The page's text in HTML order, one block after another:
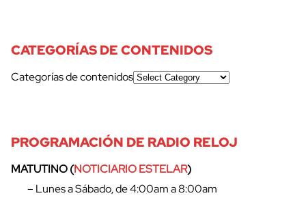
CATEGORÍAS DE CONTENIDOS
Categorías de contenidos
PROGRAMACIÓN DE RADIO RELOJ
MATUTINO (NOTICIARIO ESTELAR)
– Lunes a Sábado, de 4:00am a 8:00am